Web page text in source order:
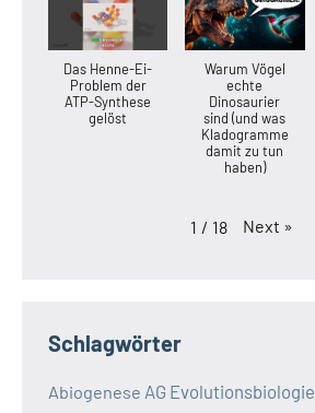
Das Henne-Ei-
Problem der
ATP-Synthese
gelöst
Warum Vögel
echte
Dinosaurier
sind (und was
Kladogramme
damit zu tun
haben)
1 / 18 Next »
Schlagwörter
Abiogenese AG Evolutionsbiologie